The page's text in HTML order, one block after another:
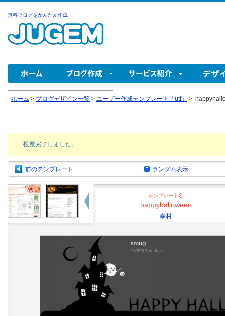
無料ブログをかんたん作成
ホーム > ブログデザイン一覧 > ユーザー作成テンプレート「utf」 >
投票完了しました。
前のテンプレート ランダム表示
テンプレート名
happyhalloween
幸村